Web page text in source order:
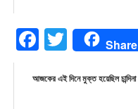
Facebook
Twitter Share
আজকের এই দিনে মুক্ত হয়েছিল চান্দিনা